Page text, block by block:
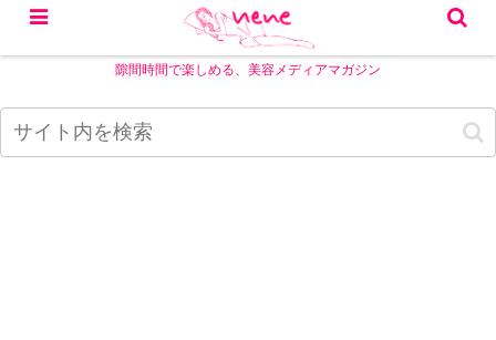
隙間時間で楽しめる、美容メディアマガジン